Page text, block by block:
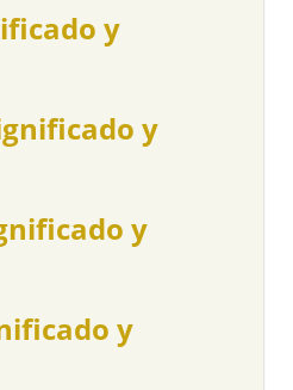
y
y
y
y